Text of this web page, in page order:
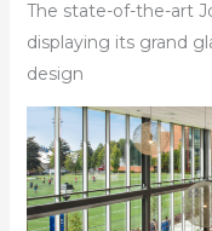
The state-of-the-art
displaying its grand
design